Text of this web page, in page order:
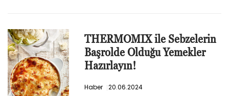
THERMOMIX ile Sebzelerin
Başrolde Olduğu Yemekler
Hazırlayın!
Haber 20.06.2024